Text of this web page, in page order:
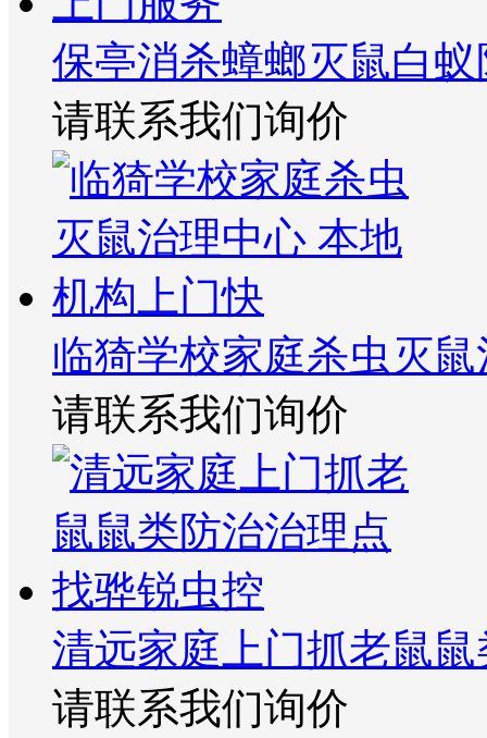
保亭消杀蟑螂灭鼠白
请联系我们询价
临猗学校家庭杀虫灭
请联系我们询价
清远家庭上门抓老鼠
请联系我们询价